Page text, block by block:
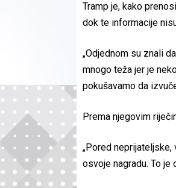
Tramp je, kako
dok te informacije
„Odjednom su znali
mnogo teža jer je
pokušavamo da
Prema njegovim
„Pored
osvoje nagradu. To je